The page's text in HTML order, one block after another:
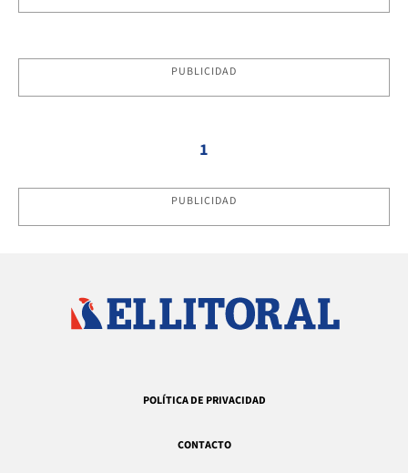
PUBLICIDAD
1
PUBLICIDAD
POLÍTICA DE PRIVACIDAD
CONTACTO